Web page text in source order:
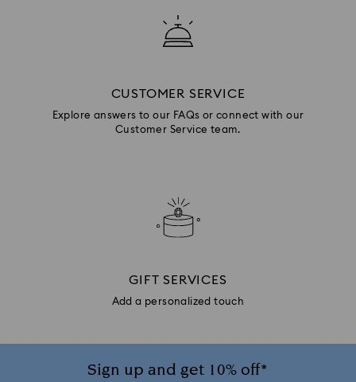
CUSTOMER SERVICE
Explore answers to our FAQs or connect with our
Customer Service team.
GIFT SERVICES
Add a personalized touch
Sign up and get 10% off*